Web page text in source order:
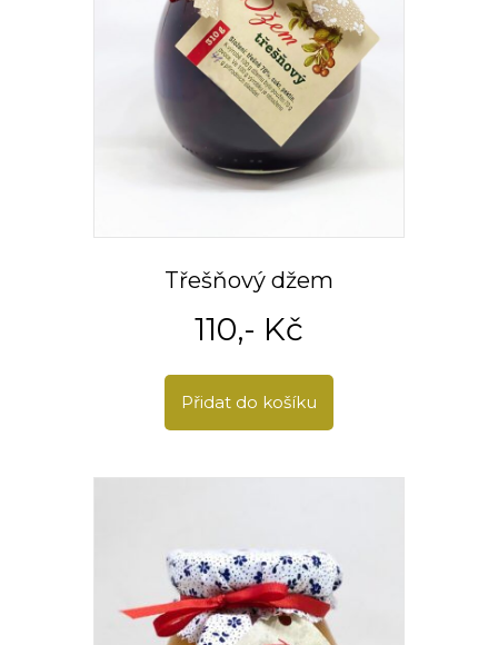
Třešňový džem
110,- Kč
Přidat do košíku